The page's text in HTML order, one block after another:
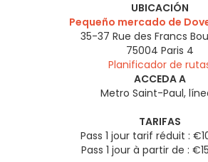
UBICACIÓN
Pequeño mercado de
35-37 Rue des Francs
75004 Paris 4
Planificador de
ACCEDA A
Metro Saint-Paul,
TARIFAS
Pass 1 jour tarif réduit :
Pass 1 jour à partir de :